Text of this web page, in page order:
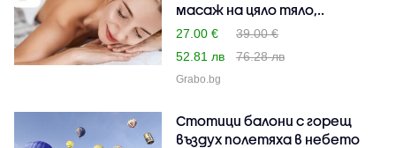
масаж на цяло тяло,..
27.00 €
39.00 €
52.81 лв
76.28 лв
Grabo.bg
Стотици балони с горещ
въздух полетяха в небето